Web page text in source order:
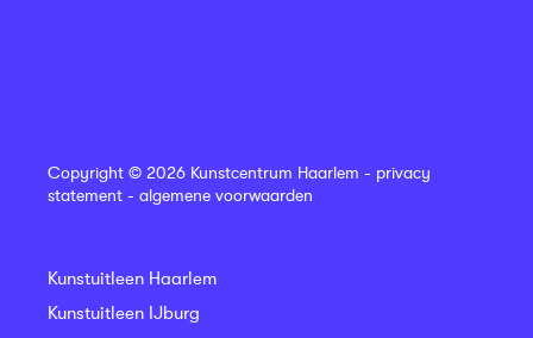
Copyright © 2026 Kunstcentrum Haarlem - privacy
statement - algemene voorwaarden
Kunstuitleen Haarlem
Kunstuitleen IJburg